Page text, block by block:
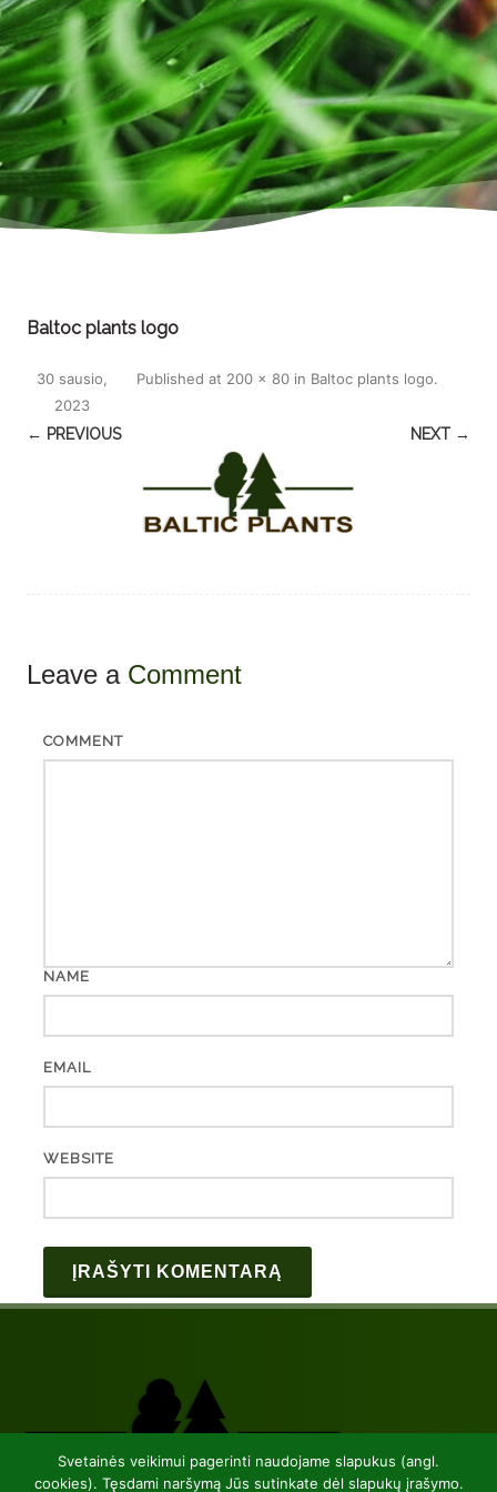
Baltoc plants logo
Published
30 sausio,
2023
at 200 × 80 in Baltoc plants logo.
← PREVIOUS NEXT →
Leave a Comment
COMMENT
NAME
EMAIL
WEBSITE
Svetainės veikimui pagerinti naudojame slapukus (angl.
cookies). Tęsdami naršymą Jūs sutinkate dėl slapukų įrašymo.